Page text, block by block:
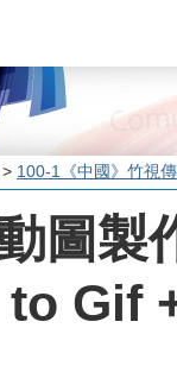
> 100-1《中國》竹視
圖製
Gif